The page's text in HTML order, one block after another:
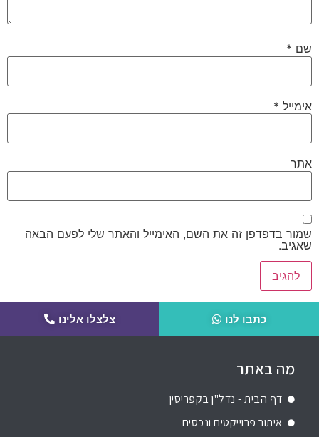
שם *
אימייל *
אתר
שמור בדפדפן זה את השם, האימייל והאתר שלי לפעם הבאה
שאגיב.
כתבו לנו צלצלו אלינו
מה באתר
דף הבית - נדל"ן בקפריסין
איתור פרוייקטים ונכסים